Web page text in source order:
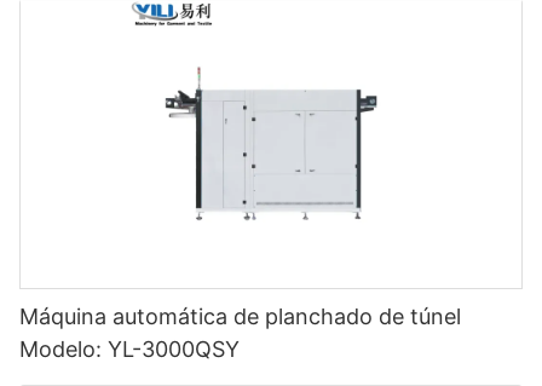
Máquina automática de planchado de túnel
Modelo: YL-3000QSY